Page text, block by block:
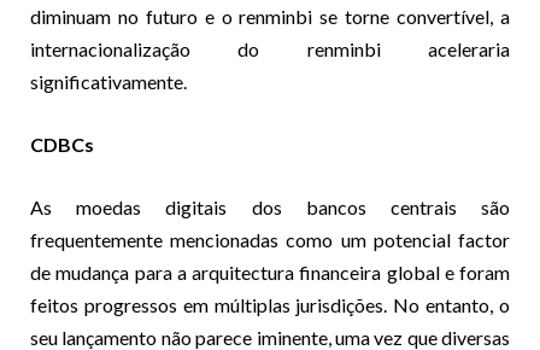
diminuam no futuro e o renminbi se torne convertível, a
internacionalização do renminbi aceleraria
significativamente.
CDBCs
As moedas digitais dos bancos centrais são
frequentemente mencionadas como um potencial factor
de mudança para a arquitectura financeira global e foram
feitos progressos em múltiplas jurisdições. No entanto, o
seu lançamento não parece iminente, uma vez que diversas